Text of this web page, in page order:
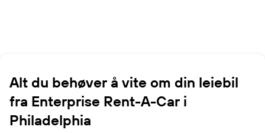
Alt du behøver å vite om din leiebil
fra Enterprise Rent-A-Car i
Philadelphia